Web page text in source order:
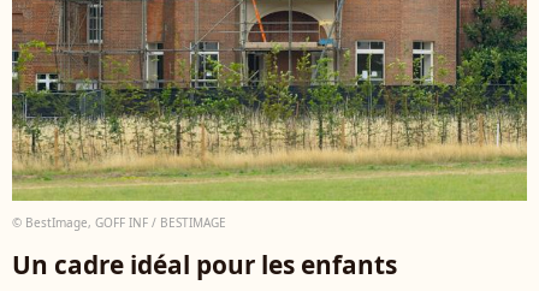
© BestImage, GOFF INF / BESTIMAGE
Un cadre idéal pour les enfants